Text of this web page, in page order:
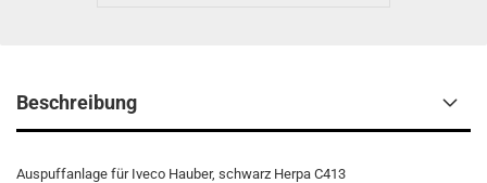
Beschreibung
Auspuffanlage für Iveco Hauber, schwarz Herpa C413